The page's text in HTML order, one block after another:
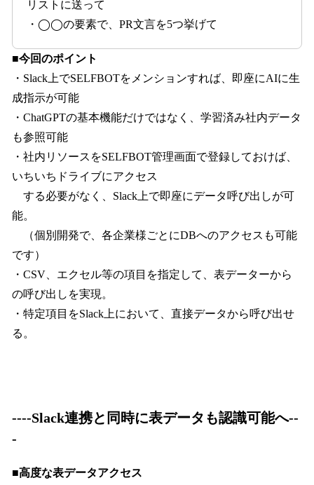
リストに送って
・◯◯の要素で、PR文言を5つ挙げて
■今回のポイント
・Slack上でSELFBOTをメンションすれば、即座にAIに生
成指示が可能
・ChatGPTの基本機能だけではなく、学習済み社内データ
も参照可能
・社内リソースをSELFBOT管理画面で登録しておけば、
いちいちドライブにアクセス
する必要がなく、Slack上で即座にデータ呼び出しが可
能。
（個別開発で、各企業様ごとにDBへのアクセスも可能
です）
・CSV、エクセル等の項目を指定して、表データーから
の呼び出しを実現。
・特定項目をSlack上において、直接データから呼び出せ
る。
----Slack連携と同時に表データも認識可能へ--
-
■高度な表データアクセス